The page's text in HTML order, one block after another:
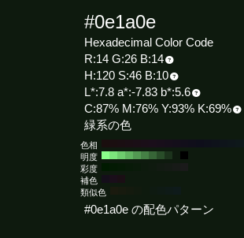
#0e1a0e
Hexadecimal Color Code
R:14 G:26 B:14
H:120 S:46 B:10
L*:7.8 a*:-7.83 b*:5.6
C:87% M:76% Y:93% K:69%
緑系の色
色相
明度
彩度
補色
類似色
#0e1a0e の配色パターン